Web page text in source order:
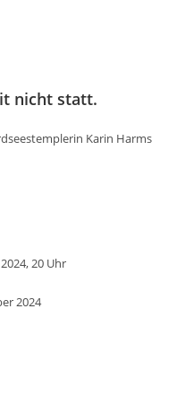
nicht statt.
Karin Harms
20 Uhr
2024